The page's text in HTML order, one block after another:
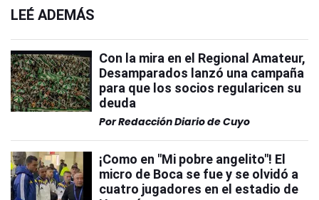
LEÉ ADEMÁS
Con la mira en el Regional Amateur,
Desamparados lanzó una campaña
para que los socios regularicen su
deuda
PorRedacción Diario de Cuyo
¡Como en "Mi pobre angelito"! El
micro de Boca se fue y se olvidó a
cuatro jugadores en el estadio de